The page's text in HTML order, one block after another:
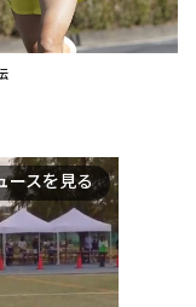
ースを見る